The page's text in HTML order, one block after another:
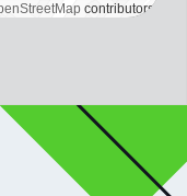
contributors